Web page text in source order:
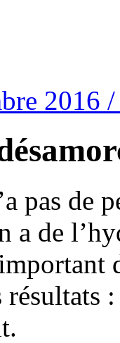
2016
pas de
a de
résultats